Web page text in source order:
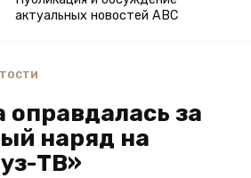
актуальных новостей ABC
оправдалась за
наряд на
ТВ»